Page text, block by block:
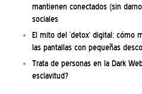
mantienen conectados (sin
sociales
El mito del ‘detox’ digital: cómo
las pantallas con pequeñas
Trata de personas en la Dark
esclavitud?